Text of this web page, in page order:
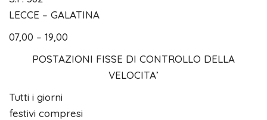
LECCE – GALATINA
07,00 – 19,00
POSTAZIONI FISSE DI CONTROLLO DELLA
VELOCITA’
Tutti i giorni
festivi compresi